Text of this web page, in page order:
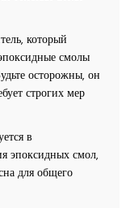
который
смолы
осторожны, он
строгих мер
в
эпоксидных смол,
для общего